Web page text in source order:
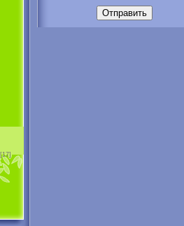
[17]
Отправить